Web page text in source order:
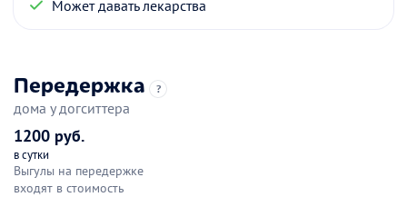
Может давать лекарства
Передержка ?
дома у догситтера
1200 руб.
в сутки
Выгулы на передержке
входят в стоимость